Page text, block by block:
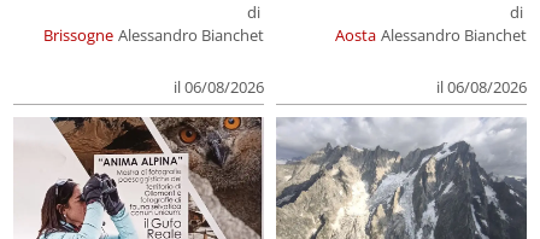
Brissogne
di
Alessandro Bianchet
il 06/08/2026
Aosta
di
Alessandro Bianchet
il 06/08/2026